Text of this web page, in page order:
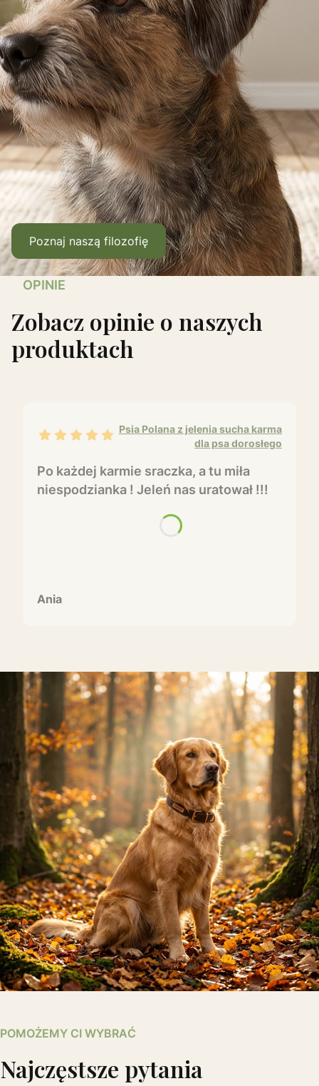
Poznaj naszą filozofię
OPINIE
Zobacz opinie o naszych
produktach
Ania dał ocenę: 5
Psia Polana z jelenia sucha karma
dla psa dorosłego
Po każdej karmie sraczka, a tu miła
niespodzianka ! Jeleń nas uratował !!!
Ania
POMOŻEMY CI WYBRAĆ
Najczęstsze pytania